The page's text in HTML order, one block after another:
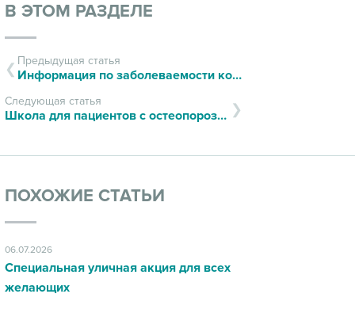
В ЭТОМ РАЗДЕЛЕ
Предыдущая статья
Информация по заболеваемости корью
Следующая статья
Школа для пациентов с остеопорозом
ПОХОЖИЕ СТАТЬИ
06.07.2026
Специальная уличная акция для всех
желающих